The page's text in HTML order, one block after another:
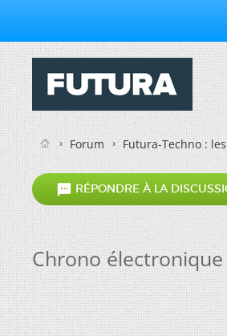
Forum Futura-Techno :
 RÉPONDRE À LA
Chrono électronique